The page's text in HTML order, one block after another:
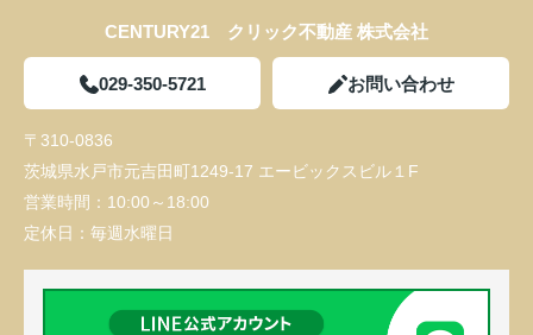
CENTURY21 クリック不動産 株式会社
029-350-5721 お問い合わせ
〒310-0836
茨城県水戸市元吉田町1249-17 エービックスビル１F
営業時間： 10:00～18:00
定休日： 毎週水曜日